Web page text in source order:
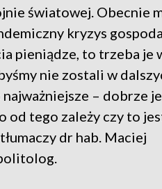
światowej. Obecnie
kryzys
pieniądze, to trzeba je
nie zostali w
– dobrze je
od tego zależy czy to
dr hab. Maciej